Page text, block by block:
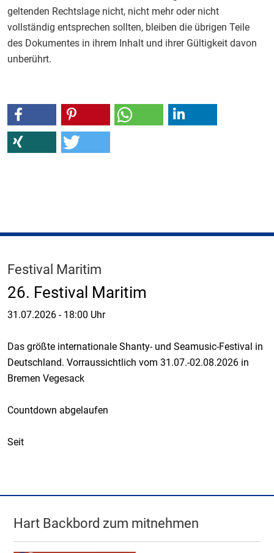
geltenden Rechtslage nicht, nicht mehr oder nicht
vollständig entsprechen sollten, bleiben die übrigen Teile
des Dokumentes in ihrem Inhalt und ihrer Gültigkeit davon
unberührt.
Festival Maritim
26. Festival Maritim
31.07.2026 - 18:00 Uhr
Das größte internationale Shanty- und Seamusic-Festival in
Deutschland. Vorraussichtlich vom 31.07.-02.08.2026 in
Bremen Vegesack
Countdown abgelaufen
Seit
Hart Backbord zum mitnehmen